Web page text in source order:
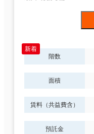
階数
面積
賃料（共益費含）
預託金